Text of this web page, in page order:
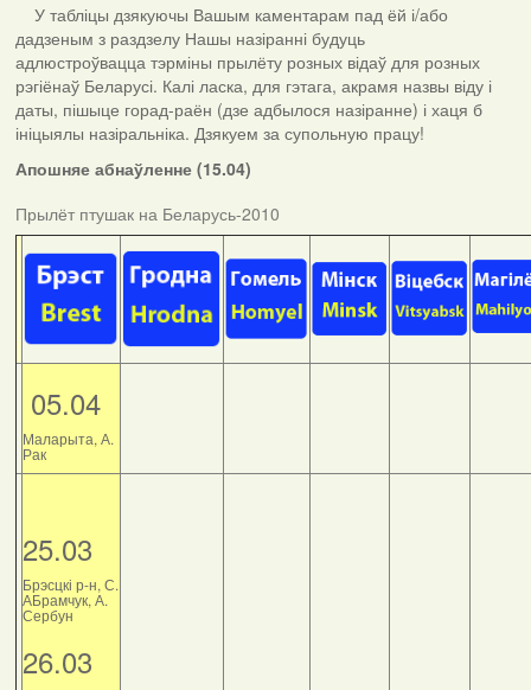
У табліцы дзякуючы Вашым каментарам пад ёй і/або
дадзеным з раздзелу Нашы назіранні будуць
адлюстроўвацца тэрміны прылёту розных відаў для розных
рэгіёнаў Беларусі. Калі ласка, для гэтага, акрамя назвы віду і
даты, пішыце горад-раён (дзе адбылося назіранне) і хаця б
ініцыялы назіральніка. Дзякуем за супольную працу!
Апошняе абнаўленне (15.04)
Прылёт птушак на Беларусь-2010
05.04
Маларыта, А.
Рак
25.03
Брэсцкі р-н, С.
АБрамчук, А.
Сербун
26.03